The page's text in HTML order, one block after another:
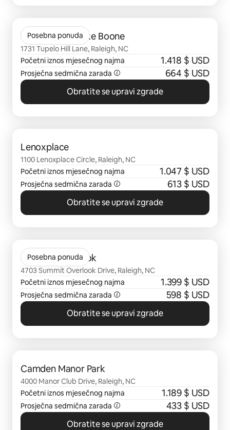
Posebna ponuda
The Marlowe Lake Boone
1731 Tupelo Hill Lane, Raleigh, NC
Početni iznos mjesečnog najma
1.418 $ USD
Prosječna sedmična zarada 664 $ USD
Obratite se upravi zgrade
Lenoxplace
1100 Lenoxplace Circle, Raleigh, NC
Početni iznos mjesečnog najma
1.047 $ USD
Prosječna sedmična zarada 613 $ USD
Obratite se upravi zgrade
Posebna ponuda
Camden Overlook
4703 Summit Overlook Drive, Raleigh, NC
Početni iznos mjesečnog najma
1.399 $ USD
Prosječna sedmična zarada 598 $ USD
Obratite se upravi zgrade
Camden Manor Park
4000 Manor Club Drive, Raleigh, NC
Početni iznos mjesečnog najma
1.189 $ USD
Prosječna sedmična zarada 433 $ USD
Obratite se upravi zgrade